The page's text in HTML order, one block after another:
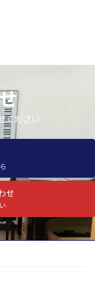
ください
せ